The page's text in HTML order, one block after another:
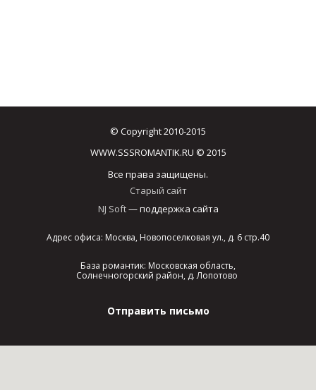
© Copyright 2010-2015
WWW.SSSROMANTIK.RU © 2015
Все права защищены.
Старый сайт
NJ Soft— поддержка сайта
Адрес офиса: Москва, Новопоселковая ул., д. 6 стр.40
База романтик: Московская область,
Солнечногорский район, д. Лопотово
Отправить письмо